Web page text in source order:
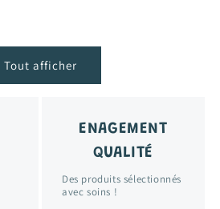
Tout afficher
ENAGEMENT
QUALITÉ
Des produits sélectionnés
avec soins !